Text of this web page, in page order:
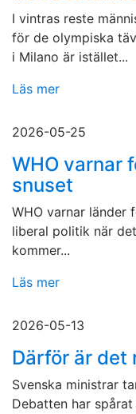
I vintras reste
för de olympiska
i Milano är istället...
Läs mer
2026-05-25
WHO varnar
snuset
WHO varnar länder
liberal politik när
kommer...
Läs mer
2026-05-13
Därför är
Svenska ministrar
Debatten har